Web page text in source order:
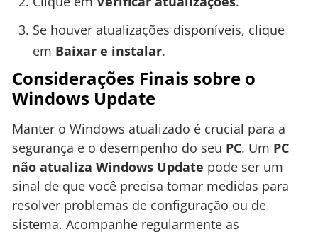
Se houver atualizações disponíveis, clique
em Baixar e instalar.
Considerações Finais sobre o
Windows Update
Manter o Windows atualizado é crucial para a
segurança e o desempenho do seu PC. Um PC
não atualiza Windows Update pode ser um
sinal de que você precisa tomar medidas para
resolver problemas de configuração ou de
sistema. Acompanhe regularmente as